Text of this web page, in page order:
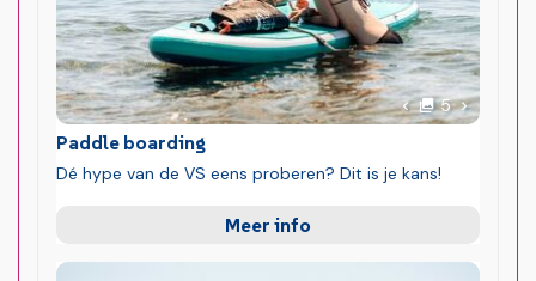
Vorige foto
5foto's
Volgende
Paddle boarding
Dé hype van de VS eens proberen? Dit is je kans!
Meer info